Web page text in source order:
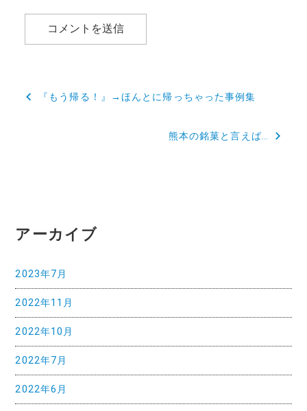
投
ョ
ン
『もう帰る！』→ほんとに帰っちゃった事例集
熊本の銘菓と言えば…
アーカイブ
2023年7月
2022年11月
2022年10月
2022年7月
2022年6月